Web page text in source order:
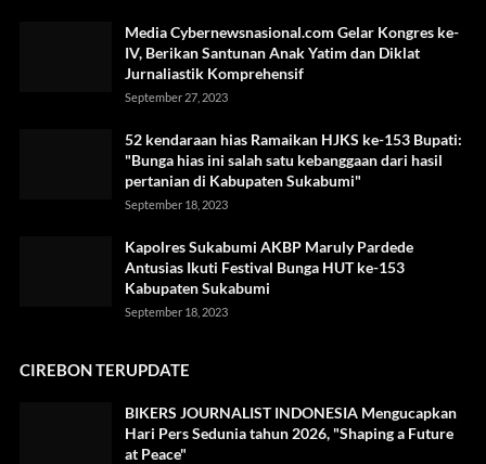
Media Cybernewsnasional.com Gelar Kongres ke-
IV, Berikan Santunan Anak Yatim dan Diklat
Jurnaliastik Komprehensif
September 27, 2023
52 kendaraan hias Ramaikan HJKS ke-153 Bupati:
"Bunga hias ini salah satu kebanggaan dari hasil
pertanian di Kabupaten Sukabumi"
September 18, 2023
Kapolres Sukabumi AKBP Maruly Pardede
Antusias Ikuti Festival Bunga HUT ke-153
Kabupaten Sukabumi
September 18, 2023
CIREBON TERUPDATE
BIKERS JOURNALIST INDONESIA Mengucapkan
Hari Pers Sedunia tahun 2026, "Shaping a Future
at Peace"